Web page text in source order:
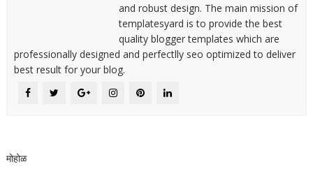
and robust design. The main mission of
templatesyard is to provide the best
quality blogger templates which are
professionally designed and perfectlly seo optimized to deliver
best result for your blog.
मोहोळ